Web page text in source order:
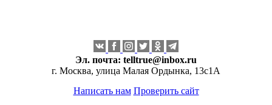
Эл. почта: telltrue@inbox.ru
г. Москва, улица Малая Ордынка, 13с1А
Написать нам Проверить сайт